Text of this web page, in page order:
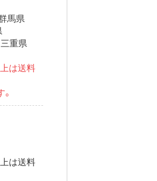
馬県
三重県
は送料
は送料